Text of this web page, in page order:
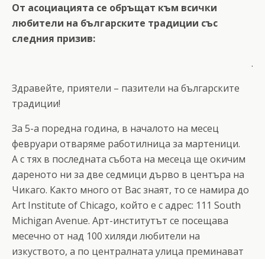
От асоциацията се обръщат към всички
любители на българските традиции със
следния призив:
.
Здравейте, приятели – пазители на българските
традиции!
За 5-а поредна година, в началото на месец
февруари отваряме работилница за мартеници.
A с тях в последната събота на месеца ще окичим
дареното ни за две седмици дърво в центъра на
Чикаго. Както много от Вас знаят, то се намира до
Art Institute of Chicago, който е с адрес: 111 South
Michigan Avenue. Арт-институтът се посещава
месечно от над 100 хиляди любители на
изкуството, а по централната улица преминават